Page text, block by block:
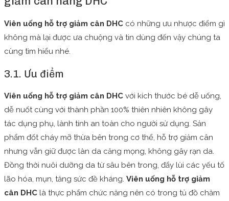
Viên uống hỗ trợ giảm cân DHC có những ưu nhược điểm gì
không mà lại được ưa chuộng và tin dùng đến vậy chúng ta
cùng tìm hiểu nhé.
3.1. Ưu điểm
Viên uống hỗ trợ giảm cân DHC với kích thước bé dễ uống,
dễ nuốt cùng với thành phần 100% thiên nhiên không gây
tác dụng phụ, lành tính an toàn cho người sử dụng. Sản
phẩm đốt cháy mỡ thừa bên trong cơ thể, hỗ trợ giảm cân
nhưng vẫn giữ được làn da căng mọng, không gây rạn da.
Đồng thời nuôi dưỡng da từ sâu bên trong, đẩy lùi các yếu tố
lão hóa, mụn, tăng sức đề kháng. Viên uống hỗ trợ giảm
cân DHC là thực phẩm chức năng nên có trong tủ đồ chăm